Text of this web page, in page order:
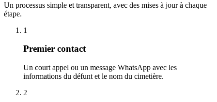
Un processus simple et transparent, avec des mises à jour à chaque
étape.
1
Premier contact
Un court appel ou un message WhatsApp avec les
informations du défunt et le nom du cimetière.
2